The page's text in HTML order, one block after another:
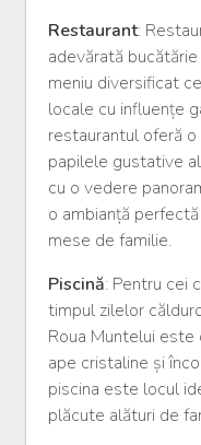
Restaurant:
adevărată
meniu diversificat
locale cu influențe
restaurantul oferă
papilele gustative
cu o vedere
o ambianță
mese de familie.
Piscină: Pentru cei
timpul zilelor
Roua Muntelui
ape cristaline și
piscina este locul
plăcute alături de